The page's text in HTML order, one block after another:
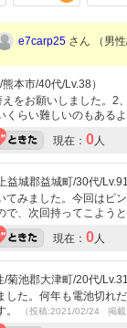
e7carp25 さん （男
本市/40代/Lv.38）
をお願いしました。2
くらい難しいのもあるよ
現在： 0 人
益城郡益城町/30代/Lv.91
てみました。今回はピ
、次回持ってこようと
現在： 0 人
菊池郡大津町/20代/Lv.31
した。何年も電池切れ
。
（投稿:2021/02/24 掲載